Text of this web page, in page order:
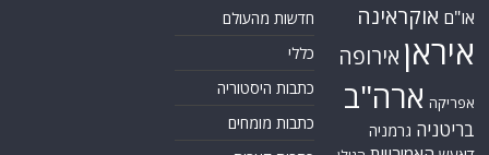
או"ם אוקראינה
איראן אירופה
אפריקה ארה"ב
בריטניה גרמניה
חדשות מהעולם
כללי
כתבות היסטוריה
כתבות מומחים